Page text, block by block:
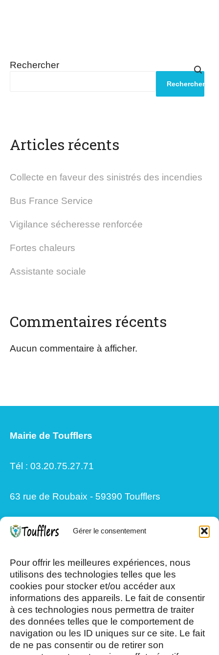
Gérer le consentement
Pour offrir les meilleures expériences, nous
utilisons des technologies telles que les
cookies pour stocker et/ou accéder aux
informations des appareils. Le fait de consentir
à ces technologies nous permettra de traiter
des données telles que le comportement de
navigation ou les ID uniques sur ce site. Le fait
de ne pas consentir ou de retirer son
Rechercher
Rechercher
Articles récents
Collecte en faveur des sinistrés des incendies
Bus France Service
Vigilance sécheresse renforcée
Fortes chaleurs
Assistante sociale
Commentaires récents
Aucun commentaire à afficher.
Mairie de Toufflers
Tél : 03.20.75.27.71
63 rue de Roubaix - 59390 Toufflers
13h30/17h15
Mercredi et Samedi : 8h- 12h